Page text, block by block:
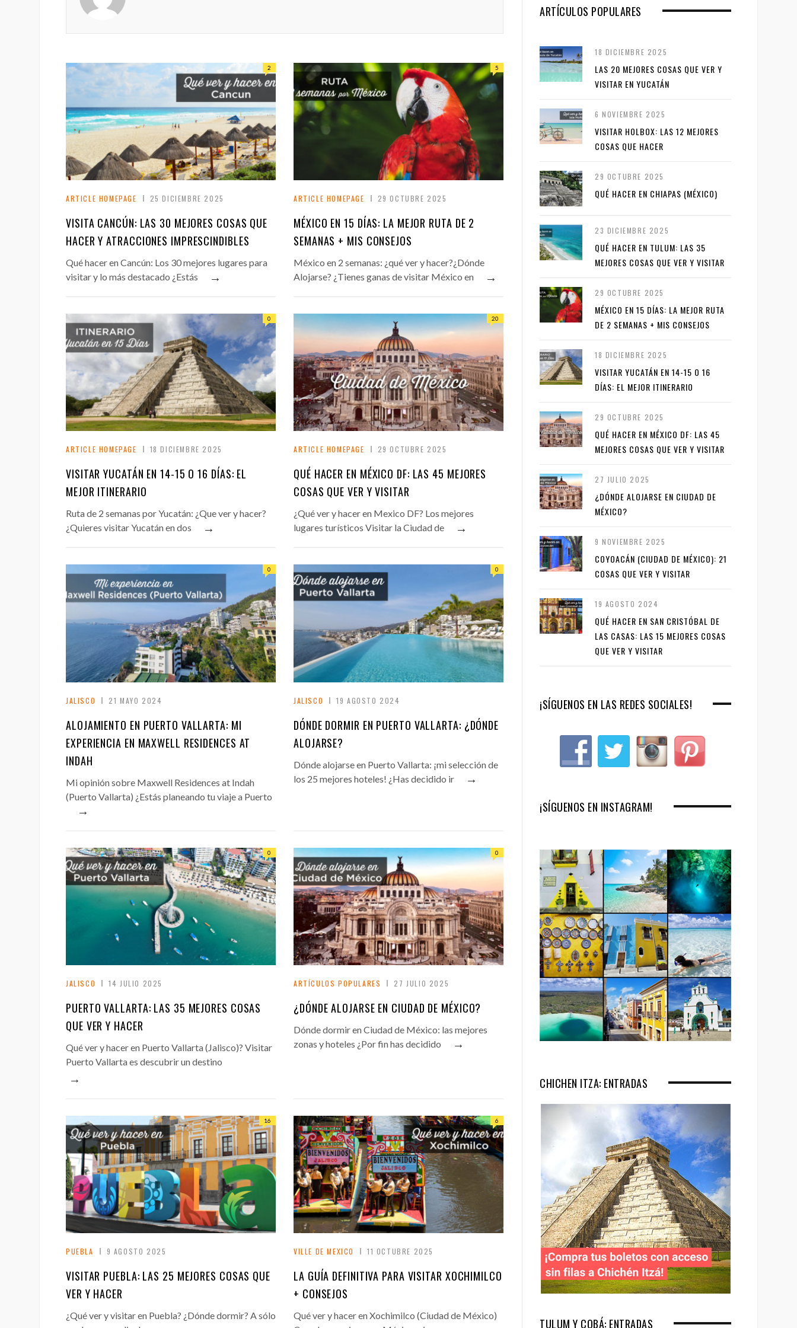
ARTICLE HOMEPAGE 25 DICIEMBRE 2025
2
VISITA CANCÚN: LAS 30 MEJORES COSAS QUE
HACER Y ATRACCIONES IMPRESCINDIBLES
Qué hacer en Cancún: Los 30 mejores lugares para
visitar y lo más destacado ¿Estás
→
ARTICLE HOMEPAGE 29 OCTUBRE 2025
5
MÉXICO EN 15 DÍAS: LA MEJOR RUTA DE 2
SEMANAS + MIS CONSEJOS
México en 2 semanas: ¿qué ver y hacer?¿Dónde
Alojarse? ¿Tienes ganas de visitar México en
→
ARTICLE HOMEPAGE 18 DICIEMBRE 2025
0
VISITAR YUCATÁN EN 14-15 O 16 DÍAS: EL
MEJOR ITINERARIO
Ruta de 2 semanas por Yucatán: ¿Que ver y hacer?
¿Quieres visitar Yucatán en dos
→
ARTICLE HOMEPAGE 29 OCTUBRE 2025
20
QUÉ HACER EN MÉXICO DF: LAS 45 MEJORES
COSAS QUE VER Y VISITAR
¿Qué ver y hacer en Mexico DF? Los mejores
lugares turísticos Visitar la Ciudad de
→
JALISCO 21 MAYO 2024
0
ALOJAMIENTO EN PUERTO VALLARTA: MI
EXPERIENCIA EN MAXWELL RESIDENCES AT
INDAH
Mi opinión sobre Maxwell Residences at Indah
(Puerto Vallarta) ¿Estás planeando tu viaje a Puerto
→
JALISCO 19 AGOSTO 2024
0
DÓNDE DORMIR EN PUERTO VALLARTA: ¿DÓNDE
ALOJARSE?
Dónde alojarse en Puerto Vallarta: ¡mi selección de
los 25 mejores hoteles! ¿Has decidido ir
→
JALISCO 14 JULIO 2025
0
PUERTO VALLARTA: LAS 35 MEJORES COSAS
QUE VER Y HACER
Qué ver y hacer en Puerto Vallarta (Jalisco)? Visitar
Puerto Vallarta es descubrir un destino
→
ARTÍCULOS POPULARES 27 JULIO 2025
0
¿DÓNDE ALOJARSE EN CIUDAD DE MÉXICO?
Dónde dormir en Ciudad de México: las mejores
zonas y hoteles ¿Por fin has decidido
→
PUEBLA 9 AGOSTO 2025
16
VISITAR PUEBLA: LAS 25 MEJORES COSAS QUE
VER Y HACER
¿Qué ver y visitar en Puebla? ¿Dónde dormir? A sólo
VILLE DE MEXICO 11 OCTUBRE 2025
6
LA GUÍA DEFINITIVA PARA VISITAR XOCHIMILCO
+ CONSEJOS
Qué ver y hacer en Xochimilco (Ciudad de México)
ARTÍCULOS POPULARES
18 DICIEMBRE 2025
LAS 20 MEJORES COSAS QUE VER Y
VISITAR EN YUCATÁN
6 NOVIEMBRE 2025
VISITAR HOLBOX: LAS 12 MEJORES
COSAS QUE HACER
29 OCTUBRE 2025
QUÉ HACER EN CHIAPAS (MÉXICO)
23 DICIEMBRE 2025
QUÉ HACER EN TULUM: LAS 35
MEJORES COSAS QUE VER Y VISITAR
29 OCTUBRE 2025
MÉXICO EN 15 DÍAS: LA MEJOR RUTA
DE 2 SEMANAS + MIS CONSEJOS
18 DICIEMBRE 2025
VISITAR YUCATÁN EN 14-15 O 16
DÍAS: EL MEJOR ITINERARIO
29 OCTUBRE 2025
QUÉ HACER EN MÉXICO DF: LAS 45
MEJORES COSAS QUE VER Y VISITAR
27 JULIO 2025
¿DÓNDE ALOJARSE EN CIUDAD DE
MÉXICO?
9 NOVIEMBRE 2025
COYOACÁN (CIUDAD DE MÉXICO): 21
COSAS QUE VER Y VISITAR
19 AGOSTO 2024
QUÉ HACER EN SAN CRISTÓBAL DE
LAS CASAS: LAS 15 MEJORES COSAS
QUE VER Y VISITAR
¡SÍGUENOS EN LAS REDES SOCIALES!
¡SÍGUENOS EN INSTAGRAM!
CHICHEN ITZA: ENTRADAS
TULUM Y COBÁ: ENTRADAS